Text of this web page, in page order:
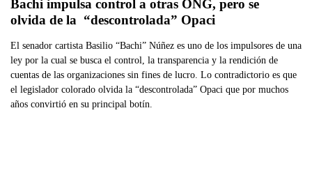
Bachi impulsa control a otras ONG, pero se
olvida de la  “descontrolada” Opaci
El senador cartista Basilio “Bachi” Núñez es uno de los impulsores de una
ley por la cual se busca el control, la transparencia y la rendición de
cuentas de las organizaciones sin fines de lucro. Lo contradictorio es que
el legislador colorado olvida la “descontrolada” Opaci que por muchos
años convirtió en su principal botín.